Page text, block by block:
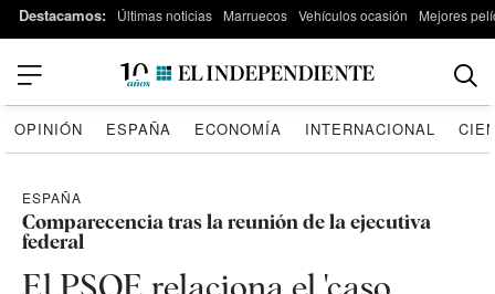
Destacamos: Últimas noticias Marruecos Vehículos ocasión Mejores
OPINIÓN ESPAÑA ECONOMÍA INTERNACIONAL
ESPAÑA
Comparecencia tras la reunión de la ejecutiva
federal